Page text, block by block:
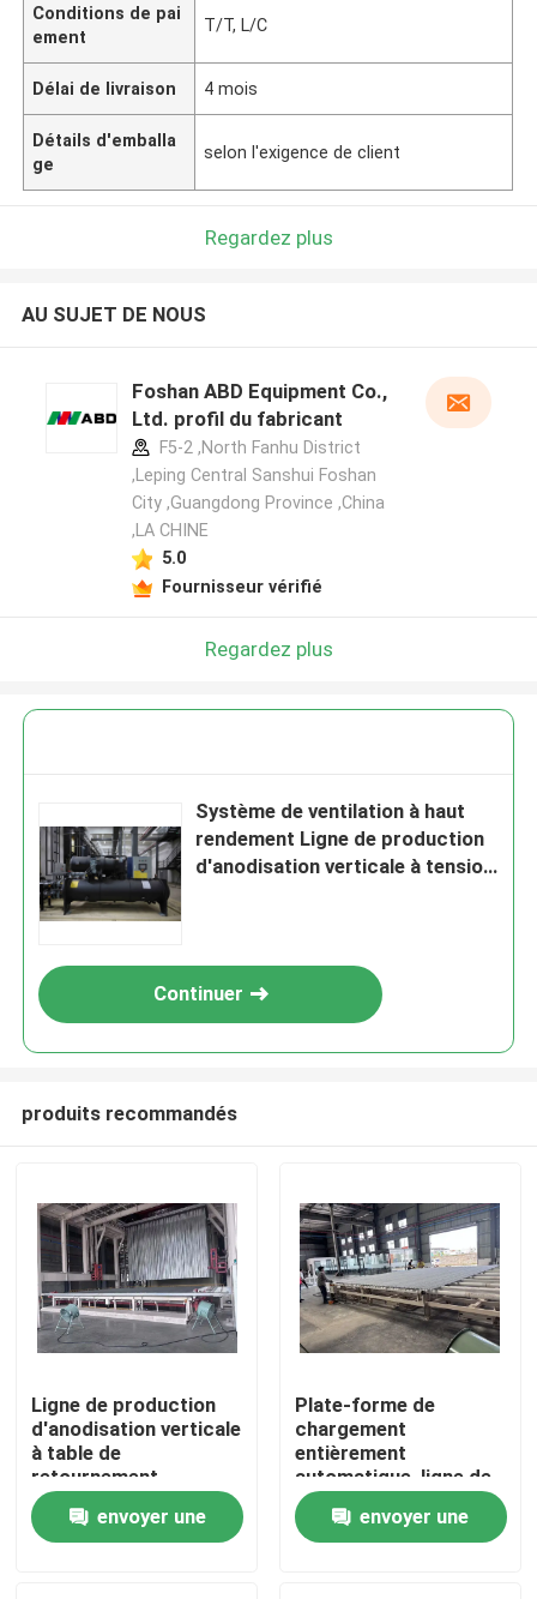
Laisser un message
SOUMETTRE
Maison
Produits
Conditions de pai
ement
T/T, L/C
Délai de livraison 4 mois
Détails d'emballa
ge
selon l'exigence de client
Regardez plus
AU SUJET DE NOUS
Foshan ABD Equipment Co.,
Ltd. profil du fabricant
F5-2 ,North Fanhu District
,Leping Central Sanshui Foshan
City ,Guangdong Province ,China
,LA CHINE
5.0
Fournisseur vérifié
Regardez plus
Système de ventilation à haut
rendement Ligne de production
d'anodisation verticale à tension
Continuer
produits recommandés
Ligne de production
d'anodisation verticale
à table de
retournement
entièrement
automatique pour les
profilés en aluminium
envoyer une
Plate-forme de
chargement
entièrement
automatique, ligne de
production
d'anodisation verticale
pour profilés en
envoyer une